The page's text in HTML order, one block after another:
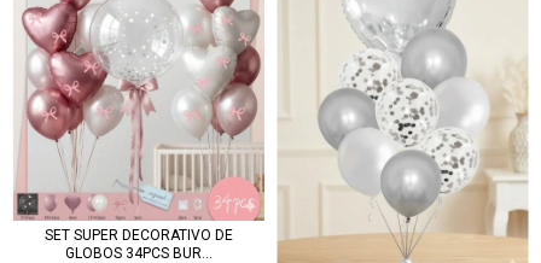
SET SUPER DECORATIVO DE
GLOBOS 34PCS BUR...